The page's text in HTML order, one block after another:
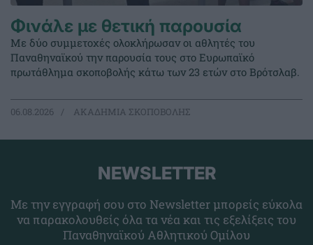
Φινάλε με θετική παρουσία
Με δύο συμμετοχές ολοκλήρωσαν οι αθλητές του
Παναθηναϊκού την παρουσία τους στο Ευρωπαϊκό
πρωτάθλημα σκοποβολής κάτω των 23 ετών στο Βρότσλαβ.
06.08.2026 ΑΚΑΔΗΜΙΑ ΣΚΟΠΟΒΟΛΗΣ
NEWSLETTER
Με την εγγραφή σου στο Newsletter μπορείς εύκολα
να παρακολουθείς όλα τα νέα και τις εξελίξεις του
Παναθηναϊκού Αθλητικού Ομίλου